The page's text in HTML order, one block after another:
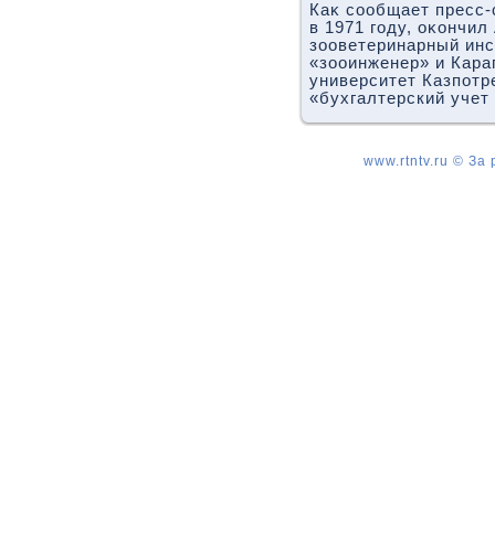
Каκ сообщает
в 1971 году,
зооветеринарный
«зооинженер» и
университет
«бухгалтерский
www.rtntv.ru © За